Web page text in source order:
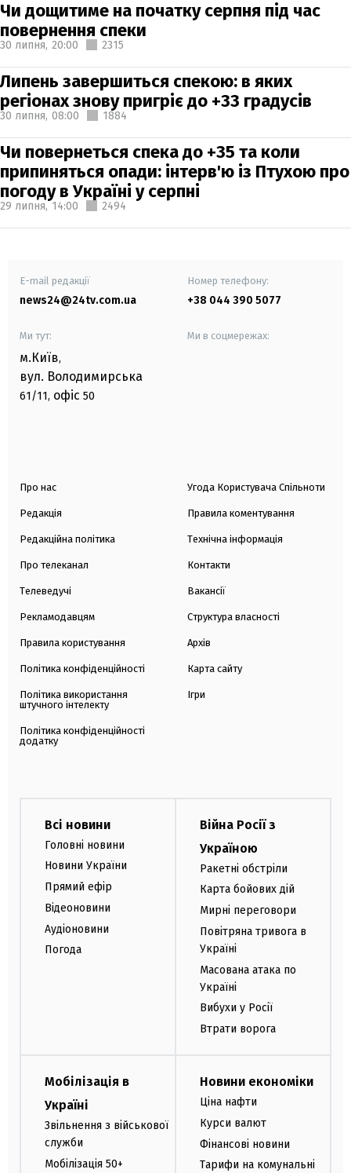
Чи дощитиме на початку серпня під час
повернення спеки
30 липня, 20:00 2315
Липень завершиться спекою: в яких
регіонах знову пригріє до +33 градусів
30 липня, 08:00 1884
Чи повернеться спека до +35 та коли
припиняться опади: інтерв'ю із Птухою про
погоду в Україні у серпні
29 липня, 14:00 2494
E-mail редакції
news24@24tv.com.ua
Номер телефону:
+38 044 390 5077
Ми тут:
м.Київ,
вул. Володимирська
61/11, офіс 50
Ми в соцмережах:
Про нас
Редакція
Редакційна політика
Про телеканал
Телеведучі
Рекламодавцям
Правила користування
Політика конфіденційності
Політика використання
штучного інтелекту
Політика конфіденційності
додатку
Угода Користувача Спільноти
Правила коментування
Технічна інформація
Контакти
Вакансії
Структура власності
Архів
Карта сайту
Ігри
Всі новини
Головні новини
Новини України
Прямий ефір
Відеоновини
Аудіоновини
Погода
Війна Росії з
Україною
Ракетні обстріли
Карта бойових дій
Мирні переговори
Повітряна тривога в
Україні
Масована атака по
Україні
Вибухи у Росії
Втрати ворога
Мобілізація в
Україні
Звільнення з військової
служби
Мобілізація 50+
Новини економіки
Ціна нафти
Курси валют
Фінансові новини
Тарифи на комунальні